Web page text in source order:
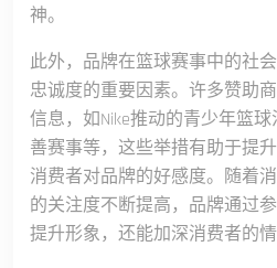
神。
此外，品牌在篮球赛事中的社
忠诚度的重要因素。许多赞助
信息，如Nike推动的青少年篮
善赛事等，这些举措有助于提
消费者对品牌的好感度。随着
的关注度不断提高，品牌通过
提升形象，还能加深消费者的情